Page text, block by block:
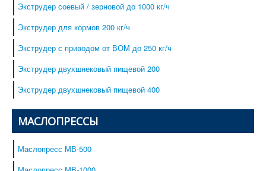
Наши клиенты
Контакты
Услуги фасовки сыпучих материалов
Экструдер соевый / зерновой до 1000 кг/ч
Экструдер для кормов 200 кг/ч
Экструдер с приводом от ВОМ до 250 кг/ч
Экструдер двухшнековый пищевой 200
Экструдер двухшнековый пищевой 400
МАСЛОПРЕССЫ
Маслопресс МВ-500